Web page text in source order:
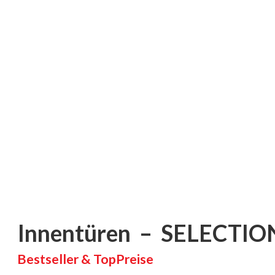
Innentüren –
Bestseller & TopPreise